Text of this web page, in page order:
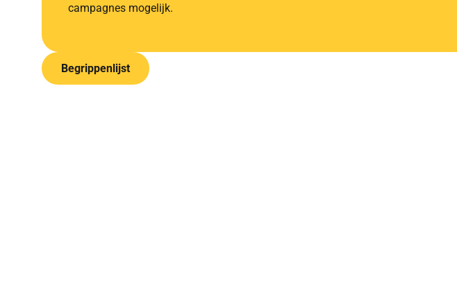
campagnes mogelijk.
Begrippenlijst